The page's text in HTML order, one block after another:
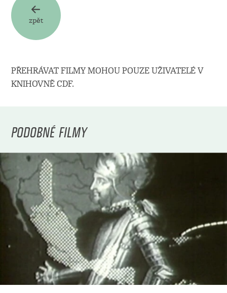
zpět
PŘEHRÁVAT FILMY MOHOU POUZE UŽIVATELÉ V
KNIHOVNĚ CDF.
PODOBNÉ FILMY